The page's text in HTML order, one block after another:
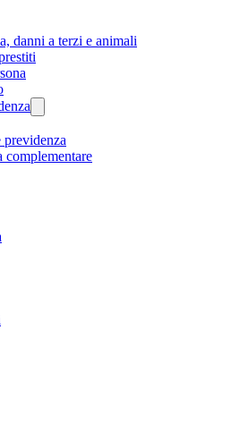
danni a terzi e animali
complementare